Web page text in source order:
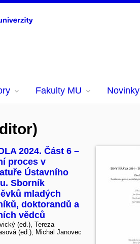
Fakulty MU Novinky
2024. Část 6 –
proces v
Ústavního
Sborník
mladých
doktorandů a
vědců
(ed.), Tereza
(ed.), Michal Janovec